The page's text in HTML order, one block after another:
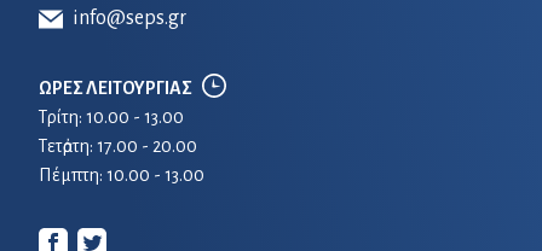
info@seps.gr
ΩΡΕΣ ΛΕΙΤΟΥΡΓΙΑΣ
Τρίτη: 10.00 - 13.00
Τετἀρτη: 17.00 - 20.00
Πέμπτη: 10.00 - 13.00